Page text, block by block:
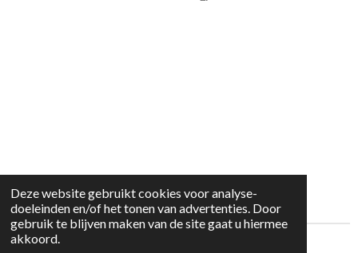
Deze website gebruikt cookies voor analyse-
doeleinden en/of het tonen van advertenties. Door
gebruik te blijven maken van de site gaat u hiermee
akkoord.